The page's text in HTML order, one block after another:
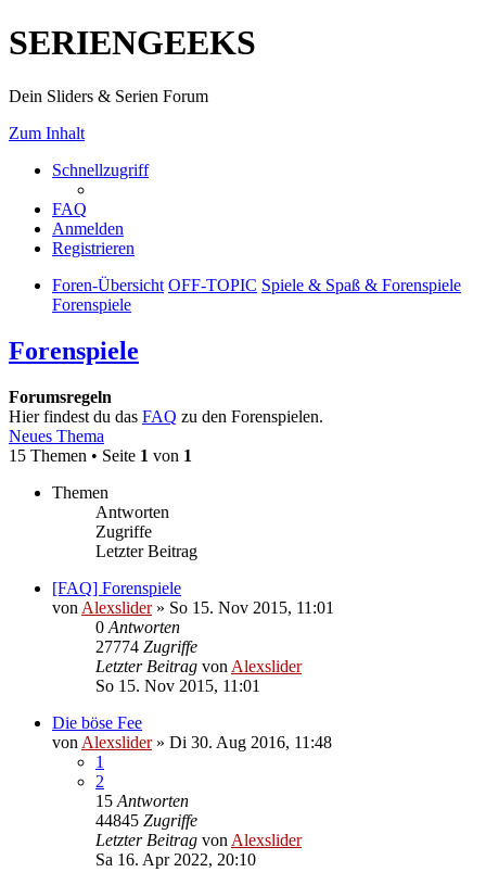
SERIENGEEKS
Dein Sliders & Serien Forum
Zum Inhalt
Schnellzugriff
FAQ
Anmelden
Registrieren
Foren-Übersicht OFF-TOPIC Spiele & Spaß & Forenspiele
Forenspiele
Forenspiele
Forumsregeln
Hier findest du das FAQ zu den Forenspielen.
Neues Thema
15 Themen • Seite 1 von 1
Themen
Antworten
Zugriffe
Letzter Beitrag
[FAQ] Forenspiele
von Alexslider» So 15. Nov 2015, 11:01
0 Antworten
27774 Zugriffe
Letzter Beitrag von Alexslider
So 15. Nov 2015, 11:01
Die böse Fee
von Alexslider» Di 30. Aug 2016, 11:48
1
2
15 Antworten
44845 Zugriffe
Letzter Beitrag von Alexslider
Sa 16. Apr 2022, 20:10